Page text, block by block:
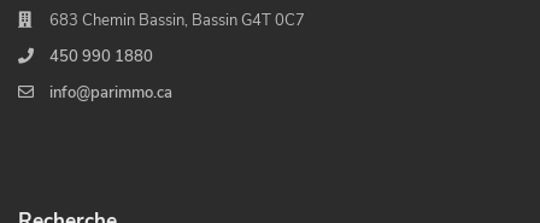
683 Chemin Bassin, Bassin G4T 0C7
450 990 1880
info@parimmo.ca